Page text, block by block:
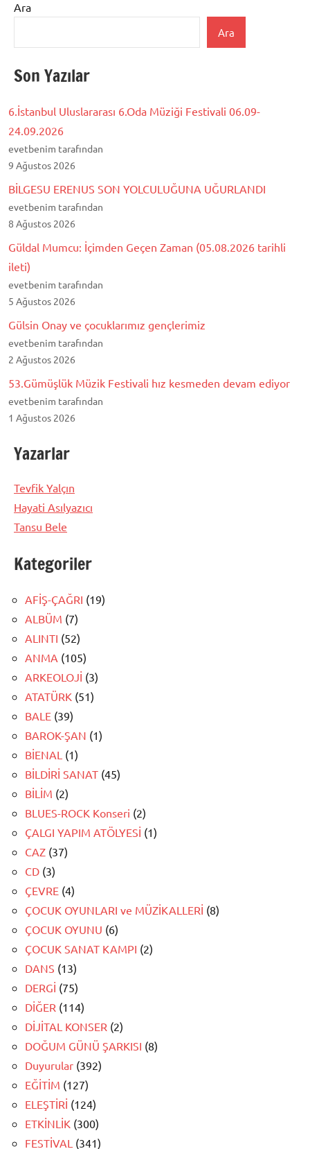
Ara
Ara
Son Yazılar
6.İstanbul Uluslararası 6.Oda Müziği Festivali 06.09-
24.09.2026
evetbenim tarafından
9 Ağustos 2026
BİLGESU ERENUS SON YOLCULUĞUNA UĞURLANDI
evetbenim tarafından
8 Ağustos 2026
Güldal Mumcu: İçimden Geçen Zaman (05.08.2026 tarihli
ileti)
evetbenim tarafından
5 Ağustos 2026
Gülsin Onay ve çocuklarımız gençlerimiz
evetbenim tarafından
2 Ağustos 2026
53.Gümüşlük Müzik Festivali hız kesmeden devam ediyor
evetbenim tarafından
1 Ağustos 2026
Yazarlar
Tevfik Yalçın
Hayati Asılyazıcı
Tansu Bele
Kategoriler
AFİŞ-ÇAĞRI (19)
ALBÜM (7)
ALINTI (52)
ANMA (105)
ARKEOLOJİ (3)
ATATÜRK (51)
BALE (39)
BAROK-ŞAN (1)
BİENAL (1)
BİLDİRİ SANAT (45)
BİLİM (2)
BLUES-ROCK Konseri (2)
ÇALGI YAPIM ATÖLYESİ (1)
CAZ (37)
CD (3)
ÇEVRE (4)
ÇOCUK OYUNLARI ve MÜZİKALLERİ (8)
ÇOCUK OYUNU (6)
ÇOCUK SANAT KAMPI (2)
DANS (13)
DERGİ (75)
DİĞER (114)
DİJİTAL KONSER (2)
DOĞUM GÜNÜ ŞARKISI (8)
Duyurular (392)
EĞİTİM (127)
ELEŞTİRİ (124)
ETKİNLİK (300)
FESTİVAL (341)